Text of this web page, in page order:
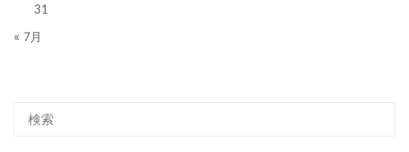
31
« 7月